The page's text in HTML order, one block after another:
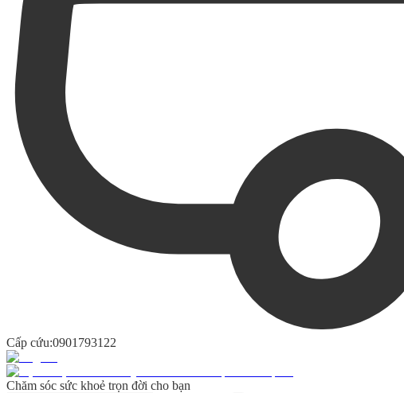
Cấp cứu:0901793122
Chăm sóc sức khoẻ trọn đời cho bạn